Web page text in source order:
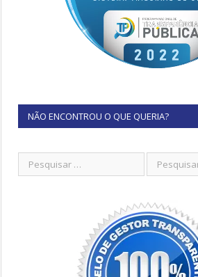
NÃO ENCONTROU O QUE QUERIA?